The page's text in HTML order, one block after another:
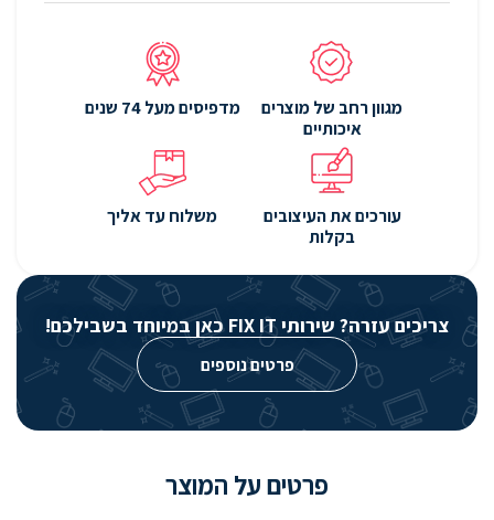
מגוון רחב של מוצרים
איכותיים
מדפיסים מעל 74 שנים
עורכים את העיצובים
בקלות
משלוח עד אליך
צריכים עזרה? שירותי FIX IT כאן במיוחד בשבילכם!
פרטים נוספים
פרטים על המוצר